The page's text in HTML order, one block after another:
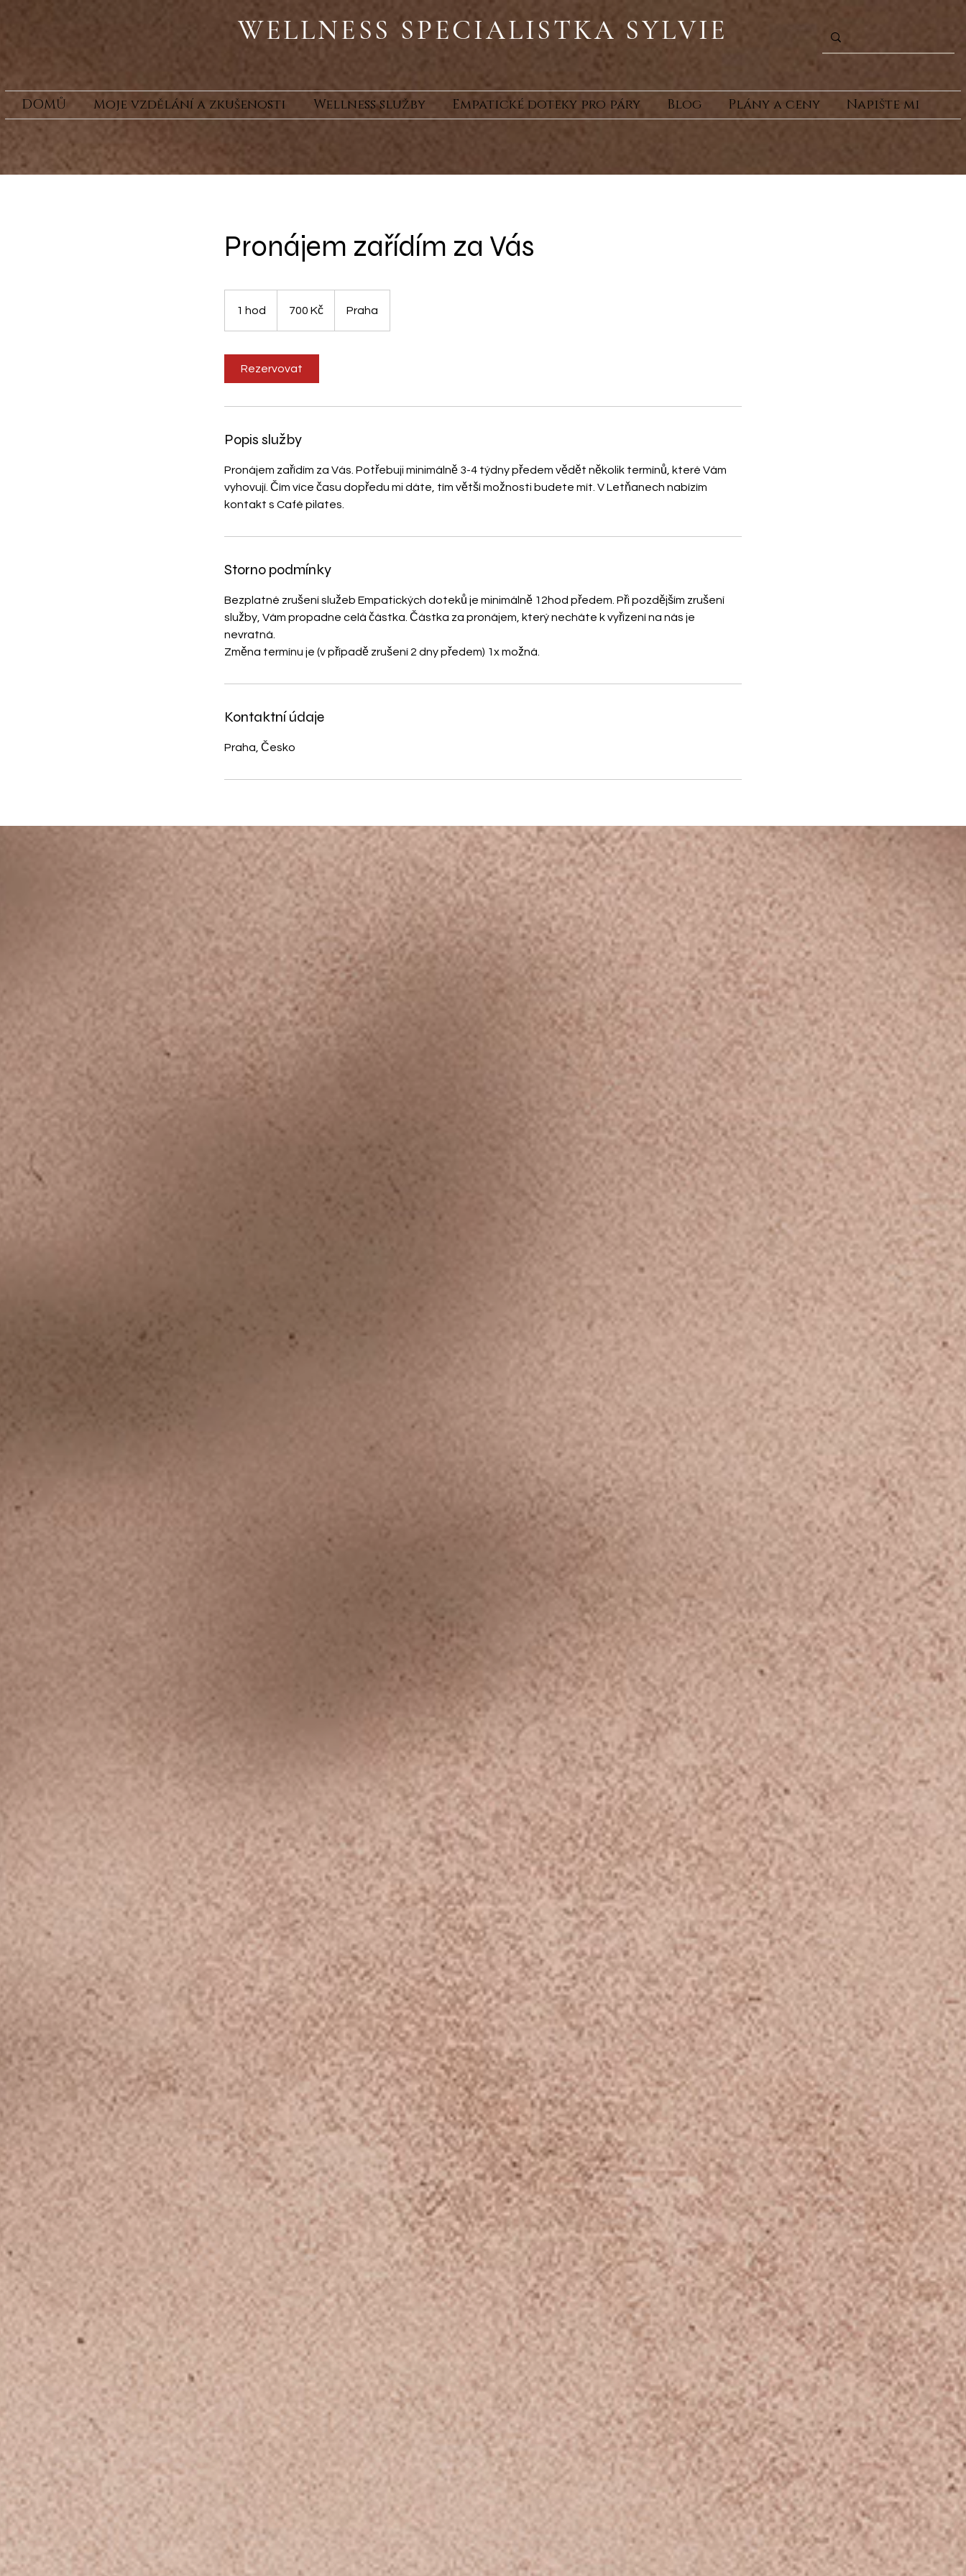
DOMŮ Moje vzdělání a zkušenosti Wellness služby Empatické doteky pro páry Blog Plány a ceny Napište mi
Pronájem zařídím za Vás
1 hod
korun700 Kč Praha
Rezervovat
Popis služby
Pronájem zařídím za Vás. Potřebuji minimálně 3-4 týdny předem vědět několik termínů, které Vám
vyhovují. Čím více času dopředu mi dáte, tím větší možnosti budete mít. V Letňanech nabízím
kontakt s Café pilates.
Storno podmínky
Bezplatné zrušení služeb Empatických doteků je minimálně 12hod předem. Při pozdějším zrušení
služby, Vám propadne celá částka. Částka za pronájem, který necháte k vyřízení na nás je
nevratná.
Změna termínu je (v případě zrušení 2 dny předem) 1x možná.
Kontaktní údaje
Praha, Česko
WELLNESS SPECIALISTKA SYLVIE